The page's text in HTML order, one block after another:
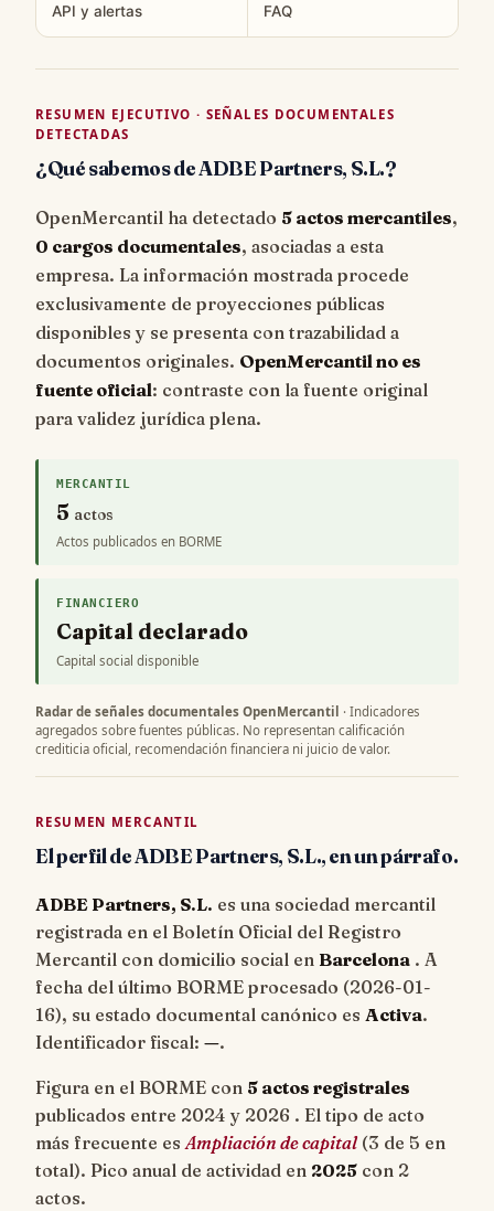
API y alertas FAQ
RESUMEN EJECUTIVO · SEÑALES DOCUMENTALES
DETECTADAS
¿Qué sabemos de ADBE Partners, S.L.?
OpenMercantil ha detectado 5 actos mercantiles,
0 cargos documentales, asociadas a esta
empresa. La información mostrada procede
exclusivamente de proyecciones públicas
disponibles y se presenta con trazabilidad a
documentos originales. OpenMercantil no es
fuente oficial: contraste con la fuente original
para validez jurídica plena.
MERCANTIL
5 actos
Actos publicados en BORME
FINANCIERO
Capital declarado
Capital social disponible
Radar de señales documentales OpenMercantil · Indicadores
agregados sobre fuentes públicas. No representan calificación
crediticia oficial, recomendación financiera ni juicio de valor.
RESUMEN MERCANTIL
El perfil de ADBE Partners, S.L., en un párrafo.
ADBE Partners, S.L. es una sociedad mercantil
registrada en el Boletín Oficial del Registro
Mercantil con domicilio social en Barcelona . A
fecha del último BORME procesado (2026-01-
16), su estado documental canónico es Activa.
Identificador fiscal: —.
Figura en el BORME con 5 actos registrales
publicados entre 2024 y 2026 . El tipo de acto
más frecuente esAmpliación de capital(3 de 5 en
total). Pico anual de actividad en 2025 con 2
actos.